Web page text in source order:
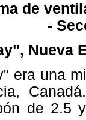
de
-
Nueva
era una
de 2.5